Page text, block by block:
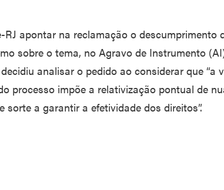
RJ apontar na reclamação o descumprimento
sobre o tema, no Agravo de Instrumento
analisar o pedido ao considerar que “a
processo impõe a relativização pontual de
sorte a garantir a efetividade dos direitos”.